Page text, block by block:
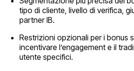
tipo di cliente, livello di verifica,
partner IB.
Restrizioni opzionali per i bonus
incentivare l’engagement e il
utente specifici.